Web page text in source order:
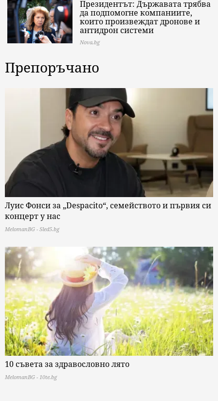
Президентът: Държавата трябва
да подпомогне компаниите,
които произвеждат дронове и
антидрон системи
Nova.bg
Препоръчано
Луис Фонси за „Despacito“, семейството и първия си
концерт у нас
MelomanBG - Sled5.bg
10 съвета за здравословно лято
MelomanBG - 10te.bg